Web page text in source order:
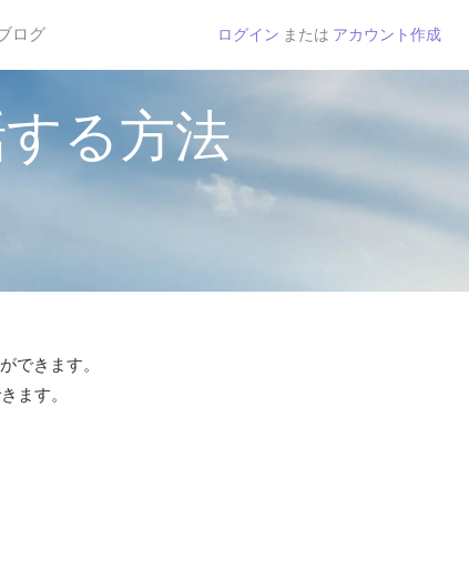
ログ ログイン または アカウント作成
る方法
できます。
ます。